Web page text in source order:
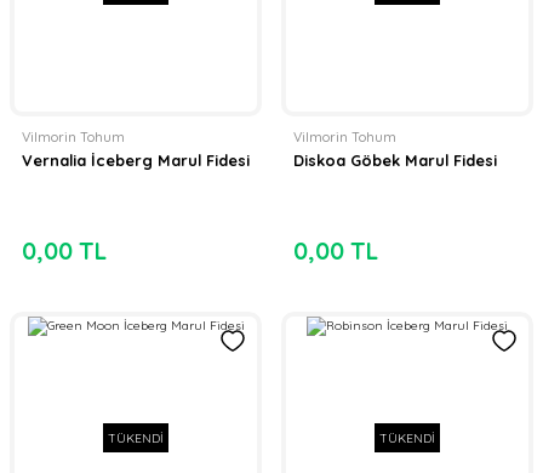
Vilmorin Tohum
Vernalia İceberg Marul Fidesi
0,00 TL
Vilmorin Tohum
Diskoa Göbek Marul Fidesi
0,00 TL
TÜKENDİ TÜKENDİ